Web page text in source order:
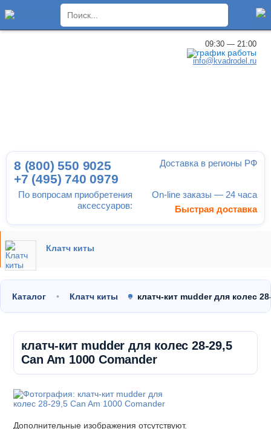
09:30 — 21:00
info@kvadrodel.ru
По вопросам приобретения
аксессуаров:
8 (800) 550 9025
+7 (495) 740 0979
Доставка в регионы РФ
On-line заказы — 24 часа
Быстрая доставка
Клатч киты
Каталог Клатч киты клатч-кит mudder для колес
клатч-кит mudder для колес 28-29,5
Can Am 1000 Comander
Дополнительные изображения отсутствуют.
×